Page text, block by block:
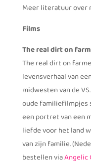
Meer literatuur over
Films
The real dirt on
The real dirt on
levensverhaal van
midwesten van de
oude familiefilmpjes
een portret van een
liefde voor het land
van zijn familie.
bestellen viaAngelic